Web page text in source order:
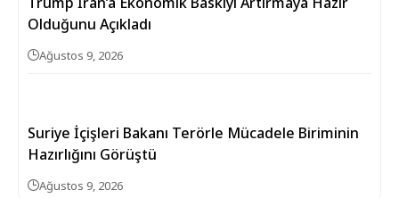
Olduğunu Açıkladı
Ağustos 9, 2026
Suriye İçişleri Bakanı Terörle Mücadele Biriminin
Hazırlığını Görüştü
Ağustos 9, 2026